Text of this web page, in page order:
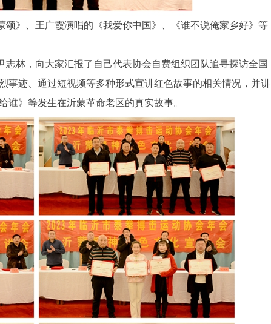
》、王广霞演唱的《我爱你中国》、《谁不说俺家乡好》等
林，向大家汇报了自己代表协会自费组织团队追寻探访全国
事迹、通过短视频等多种形式宣讲红色故事的相关情况，并讲
谁》等发生在沂蒙革命老区的真实故事。